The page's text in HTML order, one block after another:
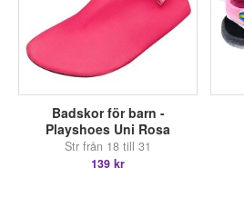
Badskor för barn -
Playshoes Uni Rosa
Str från 18 till 31
139 kr